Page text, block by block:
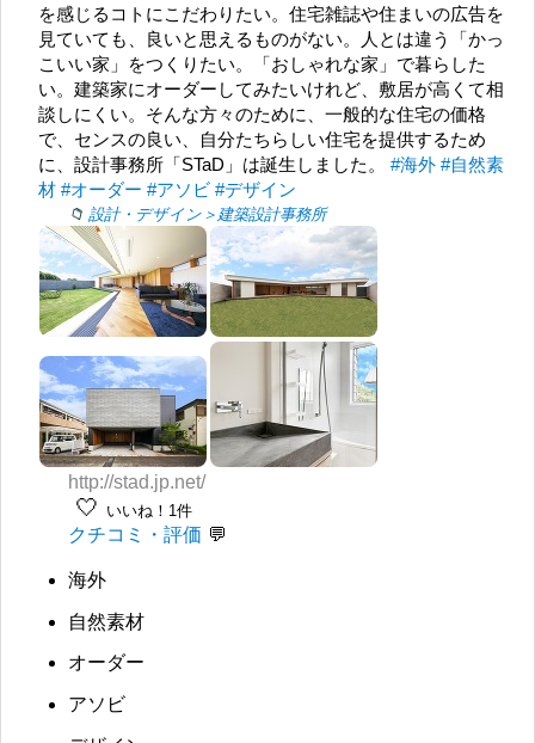
を感じるコトにこだわりたい。住宅雑誌や住まいの広告を
見ていても、良いと思えるものがない。人とは違う「かっ
こいい家」をつくりたい。「おしゃれな家」で暮らした
い。建築家にオーダーしてみたいけれど、敷居が高くて相
談しにくい。そんな方々のために、一般的な住宅の価格
で、センスの良い、自分たちらしい住宅を提供するため
に、設計事務所「STaD」は誕生しました。#海外 #自然素
材 #オーダー #アソビ #デザイン
設計・デザイン＞建築設計事務所
http://stad.jp.net/
🤍 いいね！1件
クチコミ・評価
海外
自然素材
オーダー
アソビ